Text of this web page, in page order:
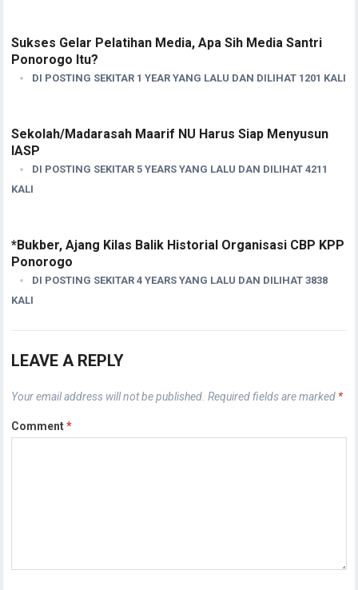
Sukses Gelar Pelatihan Media, Apa Sih Media Santri
Ponorogo Itu?
DI POSTING SEKITAR 1 YEAR YANG LALU DAN DILIHAT 1201 KALI
Sekolah/Madarasah Maarif NU Harus Siap Menyusun
IASP
DI POSTING SEKITAR 5 YEARS YANG LALU DAN DILIHAT 4211
KALI
*Bukber, Ajang Kilas Balik Historial Organisasi CBP KPP
Ponorogo
DI POSTING SEKITAR 4 YEARS YANG LALU DAN DILIHAT 3838
KALI
LEAVE A REPLY
Your email address will not be published. Required fields are marked *
Comment*